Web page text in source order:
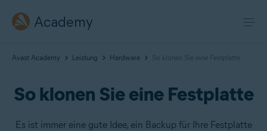
Academy
Avast Academy Leistung Hardware So klonen Sie eine Festplatte
So klonen Sie eine Festplatte
Es ist immer eine gute Idee, ein Backup für Ihre Festplatte